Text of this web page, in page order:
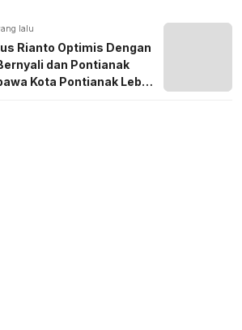
lalu
Rianto Optimis Dengan
dan Pontianak
Kota Pontianak Lebih